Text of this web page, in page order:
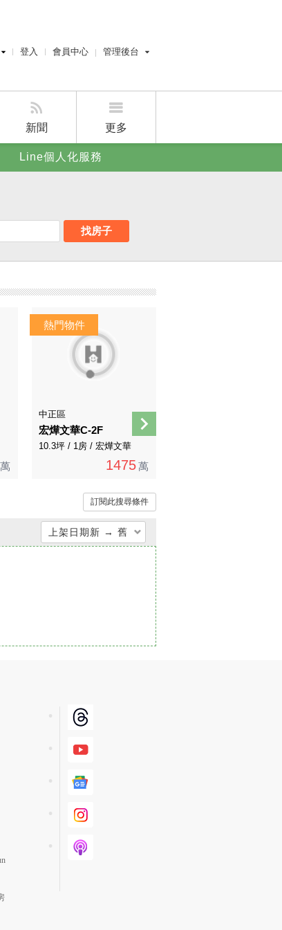
登入 會員中心 管理後台
屋主管理後台
新聞 更多
賣屋刊登
Line個人化服務
找房子
萬
中正區
宏燁文華C-2F
10.3坪 / 1房 / 宏燁文華
1475 萬
訂閱此搜尋條件
上架日期新 → 舊
上架日期新 → 舊
刷新時間新 → 舊
月熱門度高 → 低